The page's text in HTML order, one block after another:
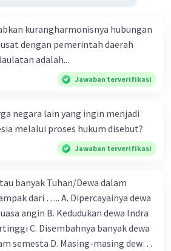
kurangharmonisnya hubungan
dengan pemerintah daerah
adalah...
Jawaban terverifikasi
negara lain yang ingin menjadi
melalui proses hukum disebut?
Jawaban terverifikasi
banyak Tuhan/Dewa dalam
dari ….. A. Dipercayainya dewa
angin B. Kedudukan dewa Indra
C. Disembahnya banyak dewa
semesta D. Masing-masing dewa